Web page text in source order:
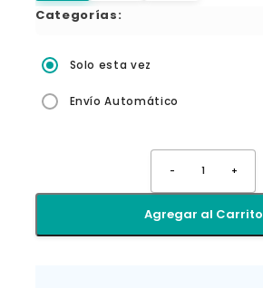
Categorías:
Solo esta vez
Envío Automático
- 1 +
Agregar al Carrito